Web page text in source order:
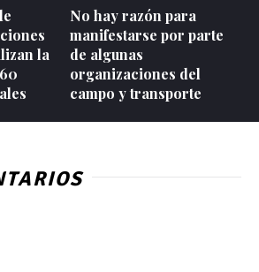
la
No hay razón para
manifestarse por parte
de algunas
organizaciones del
campo y transporte